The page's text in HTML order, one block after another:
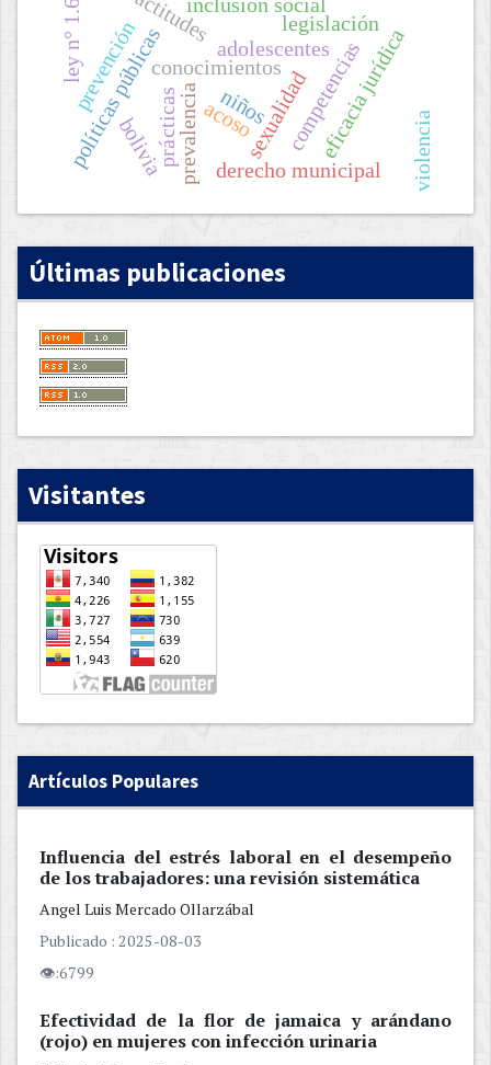
actitudes
adolescentes
conocimientos
prácticas sexualidad
derecho municipal
legislación
políticas públicas eficacia jurídica
niños
prevalencia
bolivia violencia
acoso
prevención competencias
Últimas publicaciones
Visitantes
Artículos Populares
Influencia del estrés laboral en el desempeño
de los trabajadores: una revisión sistemática
Angel Luis Mercado Ollarzábal
Publicado : 2025-08-03
👁:6799
Efectividad de la flor de jamaica y arándano
(rojo) en mujeres con infección urinaria